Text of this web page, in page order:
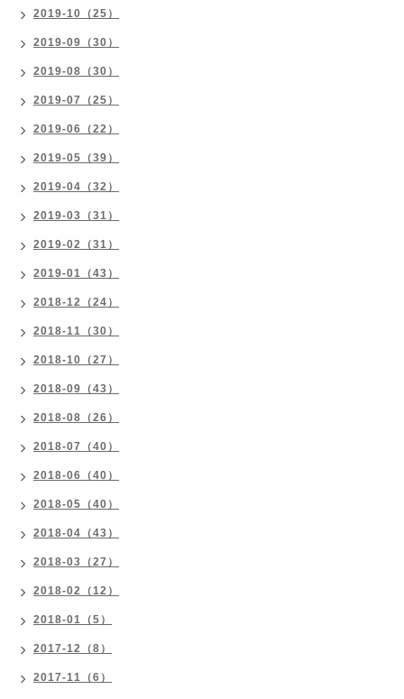
2019-10（25）
2019-09（30）
2019-08（30）
2019-07（25）
2019-06（22）
2019-05（39）
2019-04（32）
2019-03（31）
2019-02（31）
2019-01（43）
2018-12（24）
2018-11（30）
2018-10（27）
2018-09（43）
2018-08（26）
2018-07（40）
2018-06（40）
2018-05（40）
2018-04（43）
2018-03（27）
2018-02（12）
2018-01（5）
2017-12（8）
2017-11（6）